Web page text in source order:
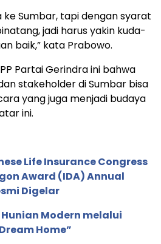
ke Sumbar, tapi dengan syarat
jadi harus yakin kuda-
baik,” kata Prabowo.
Partai Gerindra ini bahwa
stakeholder di Sumbar bisa
yang juga menjadi budaya
ini.
Life Insurance Congress
Award (IDA) Annual
Digelar
Modern melalui
Home”